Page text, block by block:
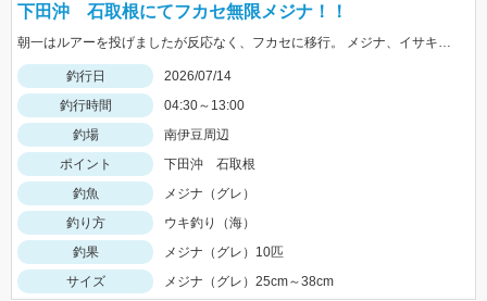
下田沖 石取根にてフカセ無限メジナ！！
朝一はルアーを投げましたが反応なく、フカセに移行。 メジナ、イサキが水面で湧いておりウキ下30㎝程で無限に釣れ続けました。
釣行日
2026/07/14
釣行時間
04:30～13:00
釣場
南伊豆周辺
ポイント
下田沖 石取根
釣魚
メジナ（グレ）
釣り方
ウキ釣り（海）
釣果
メジナ（グレ）10匹
サイズ
メジナ（グレ）25cm～38cm